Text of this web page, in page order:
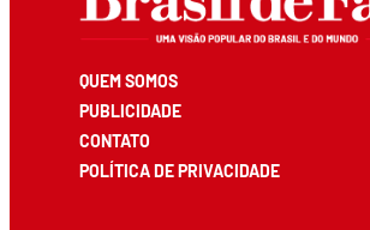
QUEM SOMOS
PUBLICIDADE
CONTATO
POLÍTICA DE PRIVACIDADE